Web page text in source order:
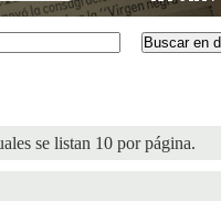
se listan 10 por página.